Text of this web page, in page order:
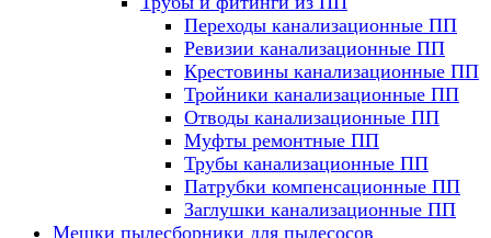
Переходы канализационные ПП
Ревизии канализационные ПП
Крестовины канализационные ПП
Тройники канализационные ПП
Отводы канализационные ПП
Муфты ремонтные ПП
Трубы канализационные ПП
Патрубки компенсационные ПП
Заглушки канализационные ПП
Мешки пылесборники для пылесосов